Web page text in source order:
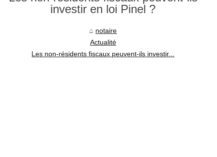
investir en loi Pinel ?
notaire
Actualité
Les non-résidents fiscaux peuvent-ils investir...